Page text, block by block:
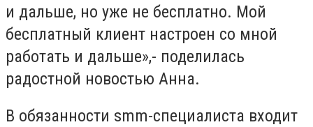
и дальше, но уже не бесплатно. Мой
бесплатный клиент настроен со мной
работать и дальше»,- поделилась
радостной новостью Анна.
В обязанности smm-специалиста входит